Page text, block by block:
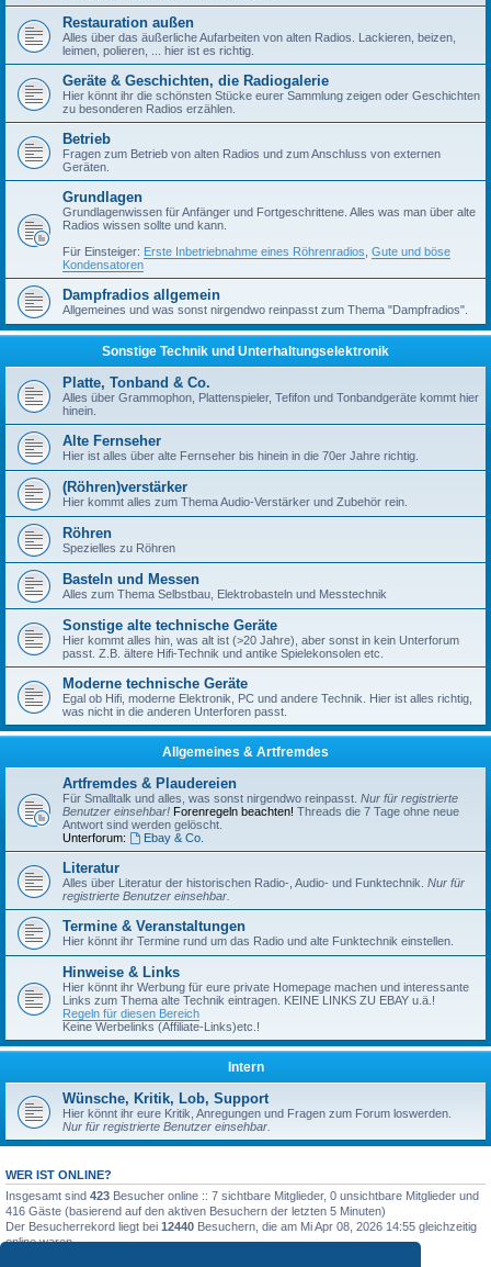
Restauration außen
Alles über das äußerliche Aufarbeiten von alten Radios. Lackieren, beizen,
leimen, polieren, ... hier ist es richtig.
Geräte & Geschichten, die Radiogalerie
Hier könnt ihr die schönsten Stücke eurer Sammlung zeigen oder Geschichten
zu besonderen Radios erzählen.
Betrieb
Fragen zum Betrieb von alten Radios und zum Anschluss von externen
Geräten.
Grundlagen
Grundlagenwissen für Anfänger und Fortgeschrittene. Alles was man über alte
Radios wissen sollte und kann.
Für Einsteiger: Erste Inbetriebnahme eines Röhrenradios Gute und böse
Kondensatoren
Dampfradios allgemein
Allgemeines und was sonst nirgendwo reinpasst zum Thema "Dampfradios".
Sonstige Technik und Unterhaltungselektronik
Platte, Tonband & Co.
Alles über Grammophon, Plattenspieler, Tefifon und Tonbandgeräte kommt hier
hinein.
Alte Fernseher
Hier ist alles über alte Fernseher bis hinein in die 70er Jahre richtig.
(Röhren)verstärker
Hier kommt alles zum Thema Audio-Verstärker und Zubehör rein.
Röhren
Spezielles zu Röhren
Basteln und Messen
Alles zum Thema Selbstbau, Elektrobasteln und Messtechnik
Sonstige alte technische Geräte
Hier kommt alles hin, was alt ist (>20 Jahre), aber sonst in kein Unterforum
passt. Z.B. ältere Hifi-Technik und antike Spielekonsolen etc.
Moderne technische Geräte
Egal ob Hifi, moderne Elektronik, PC und andere Technik. Hier ist alles richtig,
was nicht in die anderen Unterforen passt.
Allgemeines & Artfremdes
Artfremdes & Plaudereien
Für Smalltalk und alles, was sonst nirgendwo reinpasst. Nur für registrierte
Benutzer einsehbar! Forenregeln beachten! Threads die 7 Tage ohne neue
Antwort sind werden gelöscht.
Unterforum:
Ebay & Co.
Literatur
Alles über Literatur der historischen Radio-, Audio- und Funktechnik. Nur für
registrierte Benutzer einsehbar.
Termine & Veranstaltungen
Hier könnt ihr Termine rund um das Radio und alte Funktechnik einstellen.
Hinweise & Links
Hier könnt ihr Werbung für eure private Homepage machen und interessante
Links zum Thema alte Technik eintragen. KEINE LINKS ZU EBAY u.ä.!
Regeln für diesen Bereich
Keine Werbelinks (Affiliate-Links)etc.!
Intern
Wünsche, Kritik, Lob, Support
Hier könnt ihr eure Kritik, Anregungen und Fragen zum Forum loswerden.
Nur für registrierte Benutzer einsehbar.
WER IST ONLINE?
Insgesamt sind 423 Besucher online :: 7 sichtbare Mitglieder, 0 unsichtbare Mitglieder und
416 Gäste (basierend auf den aktiven Besuchern der letzten 5 Minuten)
Der Besucherrekord liegt bei 12440 Besuchern, die am Mi Apr 08, 2026 14:55 gleichzeitig
online waren.